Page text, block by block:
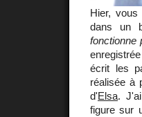
Hier,
dans un
fonctionne
écrit les
réalisée à
d'Elsa.
figure sur